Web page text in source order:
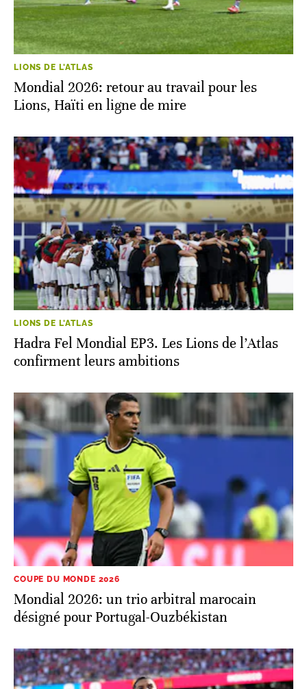
LIONS DE L'ATLAS
Mondial 2026: retour au travail pour les
Lions, Haïti en ligne de mire
LIONS DE L'ATLAS
Hadra Fel Mondial EP3. Les Lions de l’Atlas
confirment leurs ambitions
COUPE DU MONDE 2026
Mondial 2026: un trio arbitral marocain
désigné pour Portugal-Ouzbékistan